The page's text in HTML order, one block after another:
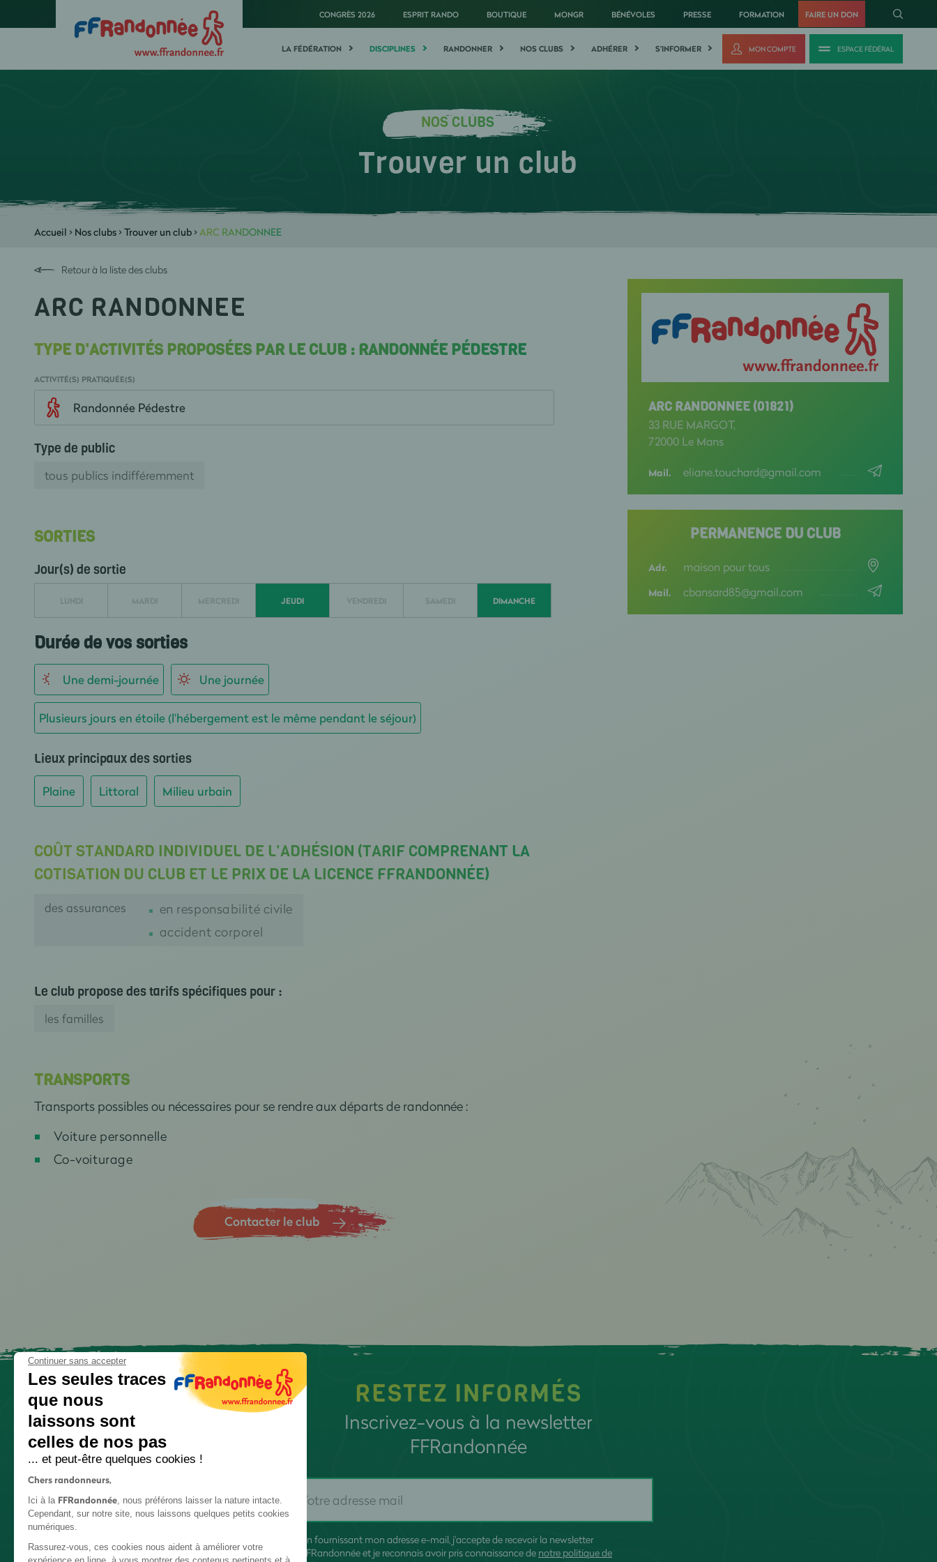
CONGRÈS 2026 ESPRIT RANDO BOUTIQUE MONGR BÉNÉVOLES PRESSE FORMATION FAIRE UN DON
LA FÉDÉRATION DISCIPLINES RANDONNER NOS CLUBS ADHÉRER S'INFORMER MON COMPTE ESPACE FÉDÉRAL
NOS CLUBS
Trouver un club
Accueil > Nos clubs>Trouver un club>ARC RANDONNEE
Retour à la liste des clubs
ARC RANDONNEE
TYPE D'ACTIVITÉS PROPOSÉES PAR LE CLUB : RANDONNÉE PÉDESTRE
ACTIVITÉ(S) PRATIQUÉE(S)
Randonnée Pédestre
Type de public
tous publics indifféremment
SORTIES
Jour(s) de sortie
LUNDI MARDI MERCREDI JEUDI VENDREDI SAMEDI DIMANCHE
Durée de vos sorties
Une demi-journée Une journée
Plusieurs jours en étoile (l'hébergement est le même pendant le séjour)
Lieux principaux des sorties
Plaine Littoral Milieu urbain
COÛT STANDARD INDIVIDUEL DE L'ADHÉSION (TARIF COMPRENANT LA
COTISATION DU CLUB ET LE PRIX DE LA LICENCE FFRANDONNÉE)
des assurances
en responsabilité civile
accident corporel
Le club propose des tarifs spécifiques pour :
les familles
TRANSPORTS
Transports possibles ou nécessaires pour se rendre aux départs de randonnée :
Voiture personnelle
Co-voiturage
Contacter le club
ARC RANDONNEE (01821)
33 RUE MARGOT,
72000 Le Mans
Mail. eliane.touchard@gmail.com
PERMANENCE DU CLUB
Adr. maison pour tous
Mail. cbansard85@gmail.com
RESTEZ INFORMÉS
Inscrivez-vous à la newsletter
FFRandonnée
En fournissant mon adresse e-mail, j'accepte de recevoir la newsletter
FFRandonnée et je reconnais avoir pris connaissance de notre politique de
Continuer sans accepter
Les seules traces
que nous
laissons sont
celles de nos pas
... et peut-être quelques cookies !
Chers randonneurs,
Ici à la FFRandonnée, nous préférons laisser la nature intacte.
Cependant, sur notre site, nous laissons quelques petits cookies
numériques.
Rassurez-vous, ces cookies nous aident à améliorer votre